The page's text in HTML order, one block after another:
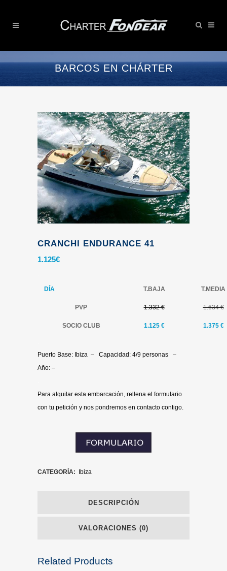
BARCOS EN CHÁRTER
CRANCHI ENDURANCE 41
1.125€
DÍA T.BAJA T.MEDIA
PVP 1.332 € 1.634 €
SOCIO CLUB 1.125€ 1.375 €
Puerto Base: Ibiza – Capacidad: 4/9 personas –
Año: –
Para alquilar esta embarcación, rellena el formulario
con tu petición y nos pondremos en contacto contigo.
CATEGORÍA: Ibiza
DESCRIPCIÓN
VALORACIONES (0)
Related Products